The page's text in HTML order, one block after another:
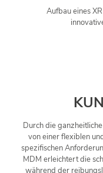
Aufbau eines
Durch die
von einer flexiblen
spezifischen
MDM erleichtert die
während der